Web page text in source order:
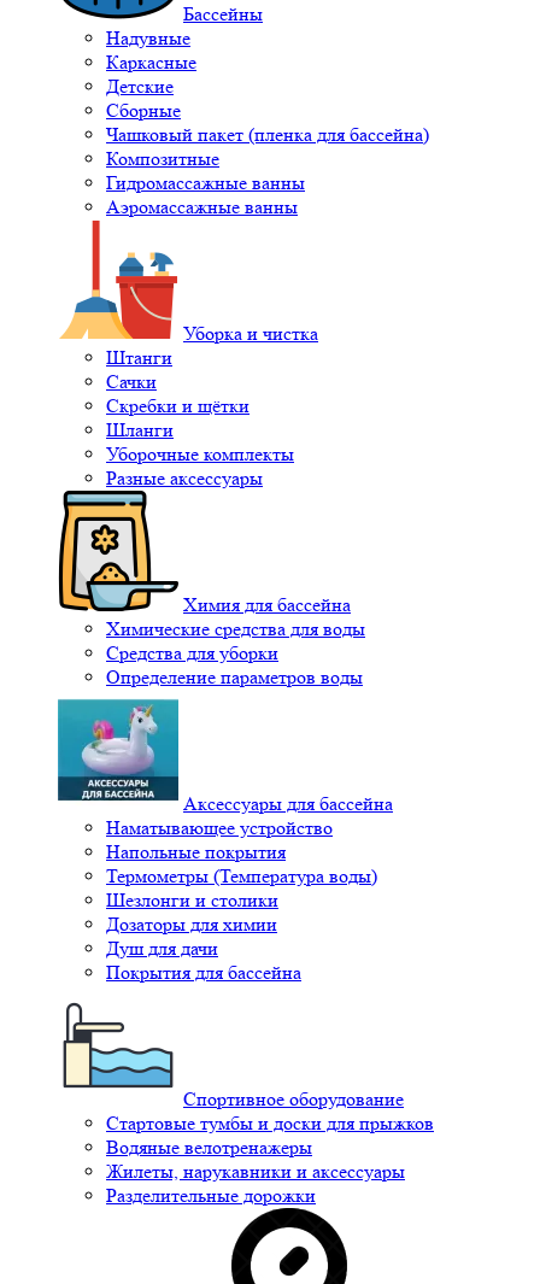
Бассейны
Надувные
Каркасные
Детские
Сборные
Чашковый пакет (пленка для бассейна)
Композитные
Гидромассажные ванны
Аэромассажные ванны
Уборка и чистка
Штанги
Сачки
Скребки и щётки
Шланги
Уборочные комплекты
Разные аксессуары
Химия для бассейна
Химические средства для воды
Средства для уборки
Определение параметров воды
Аксессуары для бассейна
Наматывающее устройство
Напольные покрытия
Термометры (Температура воды)
Шезлонги и столики
Дозаторы для химии
Душ для дачи
Покрытия для бассейна
Спортивное оборудование
Стартовые тумбы и доски для прыжков
Водяные велотренажеры
Жилеты, нарукавники и аксессуары
Разделительные дорожки